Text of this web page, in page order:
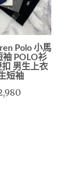
Polo 小馬
袖 POLO衫
男生上衣
短袖